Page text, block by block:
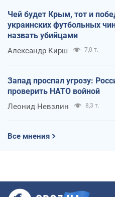
Чей будет Крым, тот и
украинских футбольных
назвать убийцами
Александр Кирш 7,0 т.
Запад проспал угрозу:
проверить НАТО войной
Леонид Невзлин 8,3 т.
Все мнения